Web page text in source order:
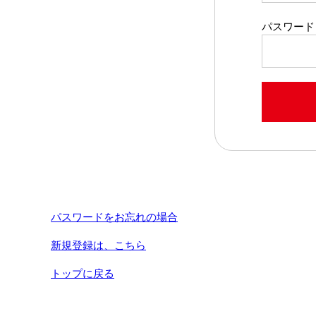
パスワード
パスワードをお忘れの場合
新規登録は、こちら
トップに戻る